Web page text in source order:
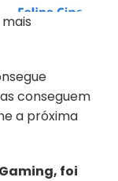
conseguem
a próxima
foi